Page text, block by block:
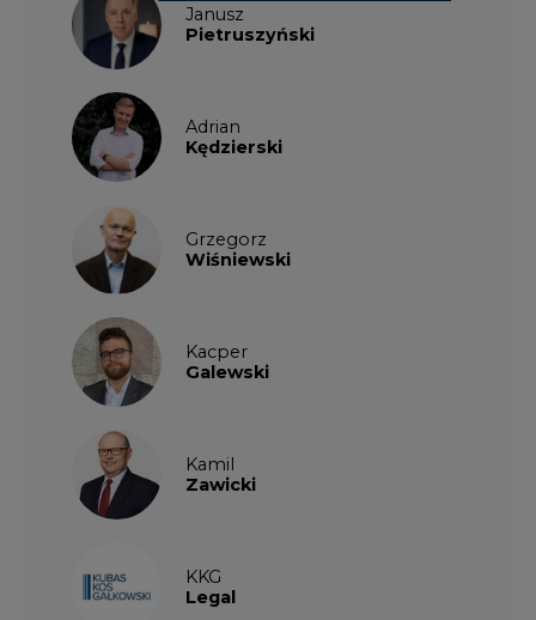
Janusz
Pietruszyński
Adrian
Kędzierski
Grzegorz
Wiśniewski
Kacper
Galewski
Kamil
Zawicki
KKG
Legal